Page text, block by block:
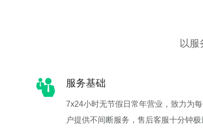
以服
服务基础
7x24小时无节假日常年营业，致力为
户提供不间断服务，售后客服十分钟极